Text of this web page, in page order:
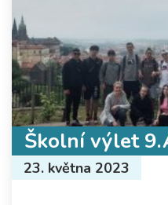
Školní výlet
23. května 2023